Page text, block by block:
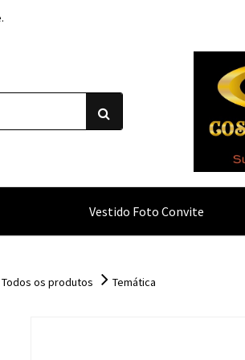
Vestido Foto Convite
Todos os produtos Temática